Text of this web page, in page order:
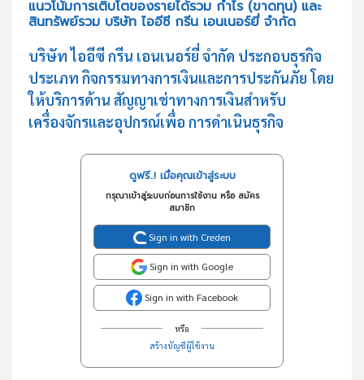
แนวโน้มการเติบโตของรายได้รวม กำไร (ขาดทุน) และ
สินทรัพย์รวม บริษัท ไออีซี กรีน เอนเนอร์ยี่ จำกัด
บริษัท ไออีซี กรีน เอนเนอร์ยี่ จำกัด ประกอบธุรกิจ
ประเภท กิจกรรมทางการเงินและการประกันภัย โดย
ให้บริการด้าน สัญญาเช่าทางการเงินสำหรับ
เครื่องจักรและอุปกรณ์เพื่อ การดำเนินธุรกิจ
ดูฟรี..! เมื่อคุณเข้าสู่ระบบ
กรุณาเข้าสู่ระบบก่อนการใช้งาน หรือ สมัคร
สมาชิก
Sign in with Creden
Sign in with Google
Sign in with Facebook
หรือ
สร้างบัญชีผู้ใช้งาน